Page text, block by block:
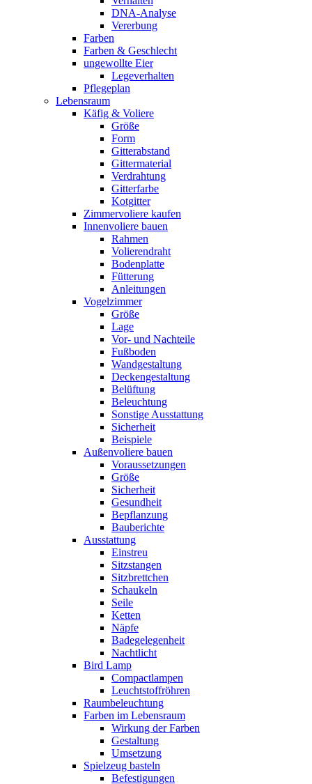
DNA-Analyse
Vererbung
Farben
Farben & Geschlecht
ungewollte Eier
Legeverhalten
Pflegeplan
Lebensraum
Käfig & Voliere
Größe
Form
Gitterabstand
Gittermaterial
Verdrahtung
Gitterfarbe
Kotgitter
Zimmervoliere kaufen
Innenvoliere bauen
Rahmen
Volierendraht
Bodenplatte
Fütterung
Anleitungen
Vogelzimmer
Größe
Lage
Vor- und Nachteile
Fußboden
Wandgestaltung
Deckengestaltung
Belüftung
Beleuchtung
Sonstige Ausstattung
Sicherheit
Beispiele
Außenvoliere bauen
Voraussetzungen
Größe
Sicherheit
Gesundheit
Bepflanzung
Bauberichte
Ausstattung
Einstreu
Sitzstangen
Sitzbrettchen
Schaukeln
Seile
Ketten
Näpfe
Badegelegenheit
Nachtlicht
Bird Lamp
Compactlampen
Leuchtstoffröhren
Raumbeleuchtung
Farben im Lebensraum
Wirkung der Farben
Gestaltung
Umsetzung
Spielzeug basteln
Befestigungen